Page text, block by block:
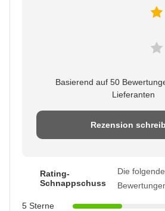
Basierend auf 50
Lieferanten
Rezension
Rating-
Schnappschuss
Die
5 Sterne